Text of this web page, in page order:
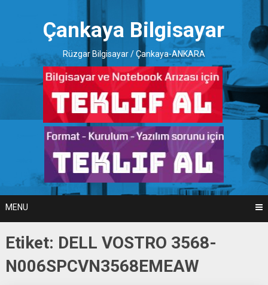
Çankaya Bilgisayar
Rüzgar Bilgisayar / Çankaya-ANKARA
MENU
Etiket: DELL VOSTRO 3568-
N006SPCVN3568EMEAW